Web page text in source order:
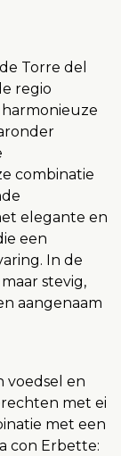
Torre del
regio
harmonieuze
combinatie
elegante en
een
In de
stevig,
aangenaam
voedsel en
met ei
met een
con Erbette: